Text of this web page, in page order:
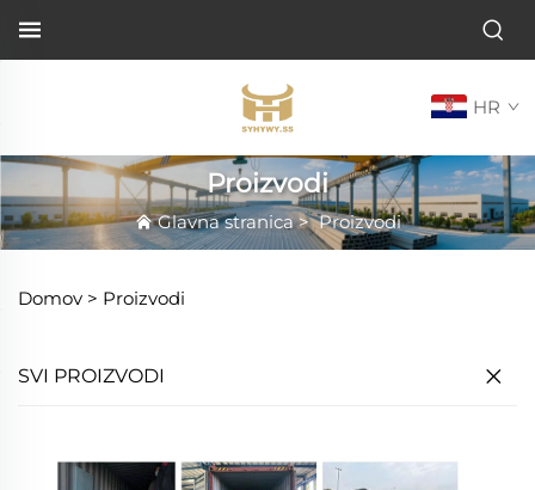
HR
Proizvodi
Glavna stranica>Proizvodi
Domov > Proizvodi
SVI PROIZVODI